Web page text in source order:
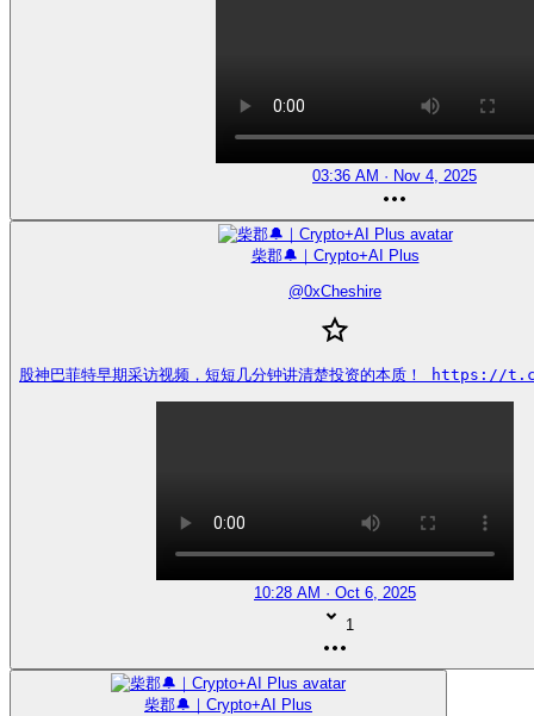
03:36 AM · Nov 4, 2025
柴郡🔔｜Crypto+AI Plus
@0xCheshire
股神巴菲特早期采访视频，短短几分钟讲清楚投资的本质！ https://
10:28 AM · Oct 6, 2025
1
柴郡🔔｜Crypto+AI Plus